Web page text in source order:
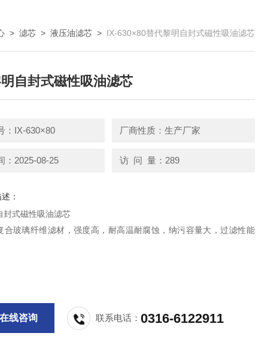
> 滤芯 > 液压油滤芯 > IX-630×80替代黎明自封式磁性吸油滤芯
自封式磁性吸油滤芯
：IX-630×80 厂商性质：生产厂家
：2025-08-25 访 问 量：289
：
封式磁性吸油滤芯
合玻璃纤维滤材，强度高，耐高温耐腐蚀，纳污容量大，过滤性能
在线咨询 联系电话：0316-6122911